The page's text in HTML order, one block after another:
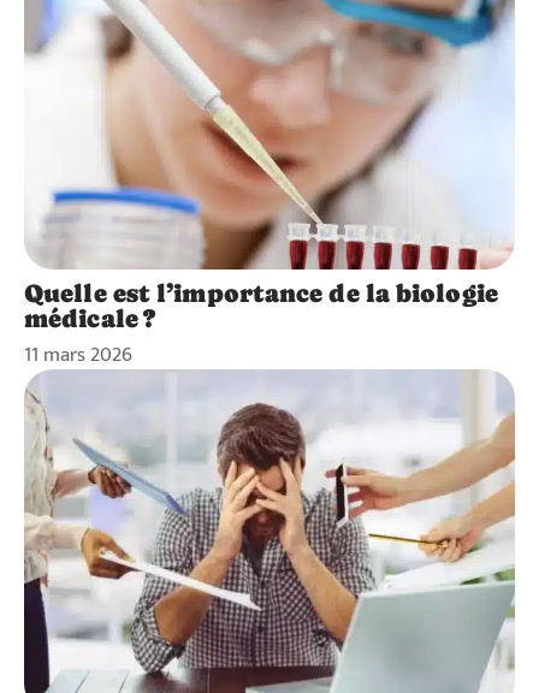
Quelle est l’importance de la biologie
médicale ?
11 mars 2026